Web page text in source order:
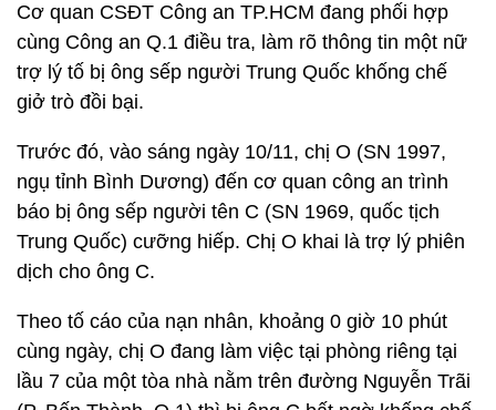
Cơ quan CSĐT Công an TP.HCM đang phối hợp
cùng Công an Q.1 điều tra, làm rõ thông tin một nữ
trợ lý tố bị ông sếp người Trung Quốc khống chế
giở trò đồi bại.
Trước đó, vào sáng ngày 10/11, chị O (SN 1997,
ngụ tỉnh Bình Dương) đến cơ quan công an trình
báo bị ông sếp người tên C (SN 1969, quốc tịch
Trung Quốc) cưỡng hiếp. Chị O khai là trợ lý phiên
dịch cho ông C.
Theo tố cáo của nạn nhân, khoảng 0 giờ 10 phút
cùng ngày, chị O đang làm việc tại phòng riêng tại
lầu 7 của một tòa nhà nằm trên đường Nguyễn Trãi